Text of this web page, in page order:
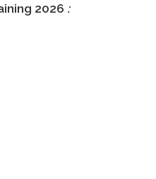
2026 :